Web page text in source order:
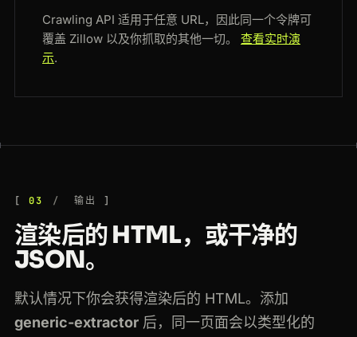
Crawling API 适用于任意 URL，因此同一个令牌可
覆盖 Zillow 以及你抓取的其他一切。 查看实时演
示.
03 输出
渲染后的 HTML，或干净的
JSON。
默认情况下你会获得渲染后的 HTML。添加
generic-extractor 后，同一页面会以类型化的